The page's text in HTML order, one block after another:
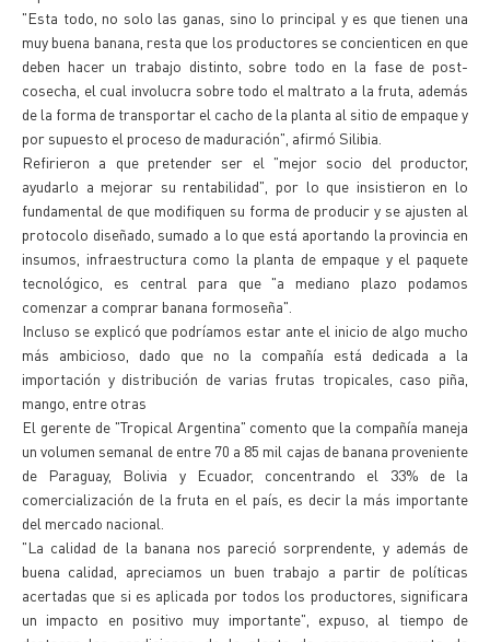
"Esta todo, no solo las ganas, sino lo principal y es que tienen una
muy buena banana, resta que los productores se concienticen en que
deben hacer un trabajo distinto, sobre todo en la fase de post-
cosecha, el cual involucra sobre todo el maltrato a la fruta, además
de la forma de transportar el cacho de la planta al sitio de empaque y
por supuesto el proceso de maduración", afirmó Silibia.
Refirieron a que pretender ser el "mejor socio del productor,
ayudarlo a mejorar su rentabilidad", por lo que insistieron en lo
fundamental de que modifiquen su forma de producir y se ajusten al
protocolo diseñado, sumado a lo que está aportando la provincia en
insumos, infraestructura como la planta de empaque y el paquete
tecnológico, es central para que "a mediano plazo podamos
comenzar a comprar banana formoseña".
Incluso se explicó que podríamos estar ante el inicio de algo mucho
más ambicioso, dado que no la compañía está dedicada a la
importación y distribución de varias frutas tropicales, caso piña,
mango, entre otras
El gerente de "Tropical Argentina" comento que la compañía maneja
un volumen semanal de entre 70 a 85 mil cajas de banana proveniente
de Paraguay, Bolivia y Ecuador, concentrando el 33% de la
comercialización de la fruta en el país, es decir la más importante
del mercado nacional.
"La calidad de la banana nos pareció sorprendente, y además de
buena calidad, apreciamos un buen trabajo a partir de políticas
acertadas que si es aplicada por todos los productores, significara
un impacto en positivo muy importante", expuso, al tiempo de